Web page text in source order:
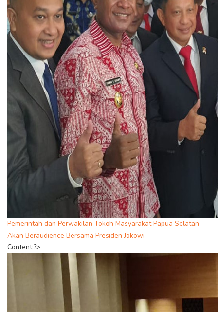
Pemerintah dan Perwakilan Tokoh Masyarakat Papua Selatan
Akan Beraudience Bersama Presiden Jokowi
Content;?>